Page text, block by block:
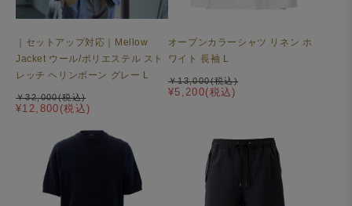
｜セットアップ対応｜Mellow
Jacket ウール/ポリエステル スト
レッチ ヘリンボーン グレー L
¥12,800(税込)
￥32,000(税込)
オープンカラーシャツ リネン ホ
ワイト 長袖 L
¥5,200(税込)
￥13,000(税込)